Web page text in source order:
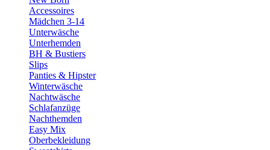
Accessoires
Mädchen 3-14
Unterwäsche
Unterhemden
BH & Bustiers
Slips
Panties & Hipster
Winterwäsche
Nachtwäsche
Schlafanzüge
Nachthemden
Easy Mix
Oberbekleidung